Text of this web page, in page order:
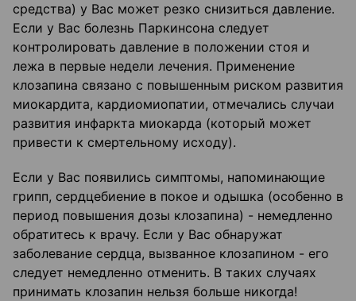
средства) у Вас может резко снизиться давление.
Если у Вас болезнь Паркинсона следует
контролировать давление в положении стоя и
лежа в первые недели лечения. Применение
клозапина связано с повышенным риском развития
миокардита, кардиомиопатии, отмечались случаи
развития инфаркта миокарда (который может
привести к смертельному исходу).
Если у Вас появились симптомы, напоминающие
грипп, сердцебиение в покое и одышка (особенно в
период повышения дозы клозапина) - немедленно
обратитесь к врачу. Если у Вас обнаружат
заболевание сердца, вызванное клозапином - его
следует немедленно отменить. В таких случаях
принимать клозапин нельзя больше никогда!